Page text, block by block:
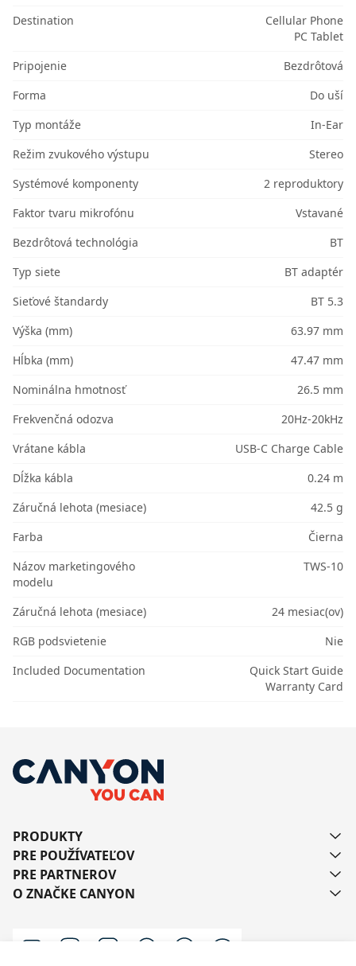
Destination
Cellular Phone
PC Tablet
Pripojenie
Bezdrôtová
Forma
Do uší
Typ montáže
In-Ear
Režim zvukového výstupu
Stereo
Systémové komponenty
2 reproduktory
Faktor tvaru mikrofónu
Vstavané
Bezdrôtová technológia
BT
Typ siete
BT adaptér
Sieťové štandardy
BT 5.3
Výška (mm)
63.97 mm
Hĺbka (mm)
47.47 mm
Nominálna hmotnosť
26.5 mm
Frekvenčná odozva
20Hz-20kHz
Vrátane kábla
USB-C Charge Cable
Dĺžka kábla
0.24 m
Záručná lehota (mesiace)
42.5 g
Farba
Čierna
Názov marketingového
modelu
TWS-10
Záručná lehota (mesiace)
24 mesiac(ov)
RGB podsvietenie
Nie
Included Documentation
Quick Start Guide
Warranty Card
PRODUKTY
PRE POUŽÍVATEĽOV
PRE PARTNEROV
O ZNAČKE CANYON